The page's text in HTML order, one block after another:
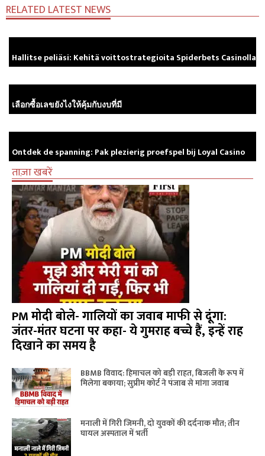
RELATED LATEST NEWS
Hallitse peliäsi: Kehitä voittostrategioita Spiderbets Casinolla
เลือกซื้อเลขยังไงให้คุ้มกับงบที่มี
Ontdek de spanning: Pak plezierig proefspel bij Loyal Casino
ताज़ा खबरें
PM मोदी बोले- गालियों का जवाब माफी से दूंगा:
जंतर-मंतर घटना पर कहा- ये गुमराह बच्चे हैं, इन्हें राह
दिखाने का समय है
BBMB विवाद: हिमाचल को बड़ी राहत, बिजली के रूप में
मिलेगा बकाया; सुप्रीम कोर्ट ने पंजाब से मांगा जवाब
मनाली में गिरी जिमनी, दो युवकों की दर्दनाक मौत; तीन
घायल अस्पताल में भर्ती